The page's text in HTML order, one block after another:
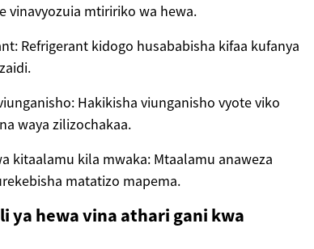
vinavyozuia mtiririko wa hewa.
Refrigerant kidogo husababisha kifaa kufanya
Hakikisha viunganisho vyote viko
waya zilizochakaa.
kitaalamu kila mwaka: Mtaalamu anaweza
matatizo mapema.
ya hewa vina athari gani kwa